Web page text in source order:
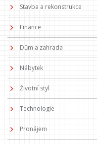
Stavba a rekonstrukce
Finance
Dům a zahrada
Nábytek
Životní styl
Technologie
Pronájem